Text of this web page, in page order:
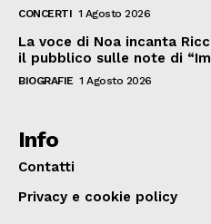
CONCERTI 1 Agosto 2026
La voce di Noa incanta
il pubblico sulle note di
BIOGRAFIE 1 Agosto 2026
Info
Contatti
Privacy e cookie policy